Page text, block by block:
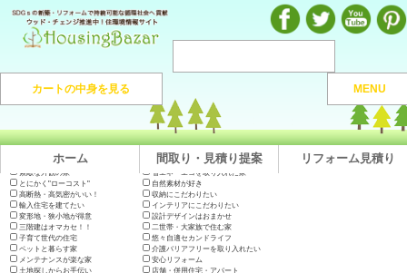
カートの中身を見る MENU
ホーム 間取り・見積り提案 リフォーム見積り
注文住宅のマンガや施工実例、動画を見ながら地域の優良工務店が探せるハウジングバザール
注文住宅HOME> 地域から捜す >全国
出展会社一覧
テーマで絞り込む
木の家に住みたい 地震に強い高耐久の家
長期優良住宅・200年住宅
やっぱり"和"が好き
素敵な外観の家
省エネ・エコを取り入れた家